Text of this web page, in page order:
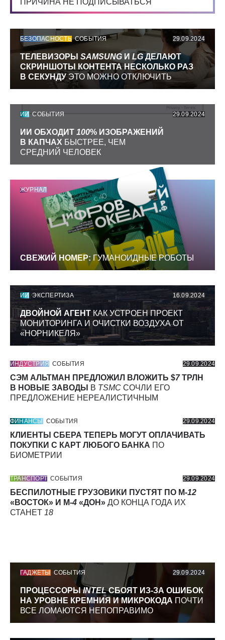
ПРИЧИНА НЕ ПОДПИСЫВАТЬСЯ
БЕЗОПАСНОСТЬ СОБЫТИЯ 29.09.2024
ТЕЛЕВИЗОРЫ SAMSUNG И LGДЕЛАЮТ
СКРИНШОТЫ КОНТЕНТА НЕСКОЛЬКО РАЗ
В СЕКУНДУЭТО МОЖНО ОТКЛЮЧИТЬ
ИИ СОБЫТИЯ 29.09.2024
ИИ ОБХОДИТ 100% ИЗОБРАЖЕНИЙ
В КАПЧАХ БЫСТРЕЕ, ЧЕМ
СРЕДНИЙ ЧЕЛОВЕК
ЖУРНАЛ
СВЕЖИЙ НОМЕР: ГУМАНОИДНЫЕ РОБОТЫ
ИИ ЭКСПЕРТИЗА 16.09.2024
ДВОЙНОЙ АГЕНТКАК УСТРОЕН ПРОЕКТ
МОНИТОРИНГА И ОЧИСТКИ ВОЗДУХА ОТ
«НОРНИКЕЛЯ»
ИНДУСТРИЯ СОБЫТИЯ 29.09.2024
СЭМ АЛЬТМАН ПРЕДЛОЖИЛ ВЛОЖИТЬ $7ТРЛН
В НОВЫЕ ЗАВОДЫ
В TSMC СОЧЛИ ЕГО
ПРЕДЛОЖЕНИЕ НЕРЕАЛИСТИЧНЫМ
ФИНАНСЫ СОБЫТИЯ 29.09.2024
КЛИЕНТЫ СБЕРА ТЕПЕРЬ МОГУТ ОПЛАЧИВАТЬ
ПОКУПКИ С КАРТ ЛЮБОГО БАНКА ПО
БИОМЕТРИИ
ТРАНСПОРТ СОБЫТИЯ 29.09.2024
БЕСПИЛОТНЫЕ ГРУЗОВИКИ ПУСТЯТ ПО М-12
«ВОСТОК» И М-4 «ДОН» ДО КОНЦА ГОДА ИХ
СТАНЕТ 18
ГАДЖЕТЫ СОБЫТИЯ 29.09.2024
ПРОЦЕССОРЫINTELСБОЯТ ИЗ-ЗА ОШИБОК
НА УРОВНЕ КРЕМНИЯ И МИКРОКОДА ПОЧТИ
ВСЕ ЛОМАЮТСЯ НЕПОПРАВИМО